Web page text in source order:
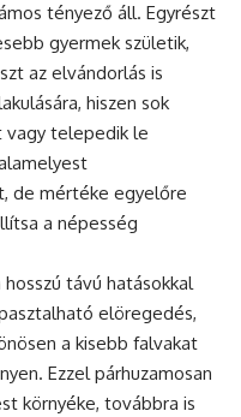
tényező áll. Egyrészt
gyermek születik,
az elvándorlás is
hiszen sok
vagy telepedik le
de mértéke egyelőre
a népesség
távú hatásokkal
elöregedés,
a kisebb falvakat
Ezzel párhuzamosan
környéke, továbbra is